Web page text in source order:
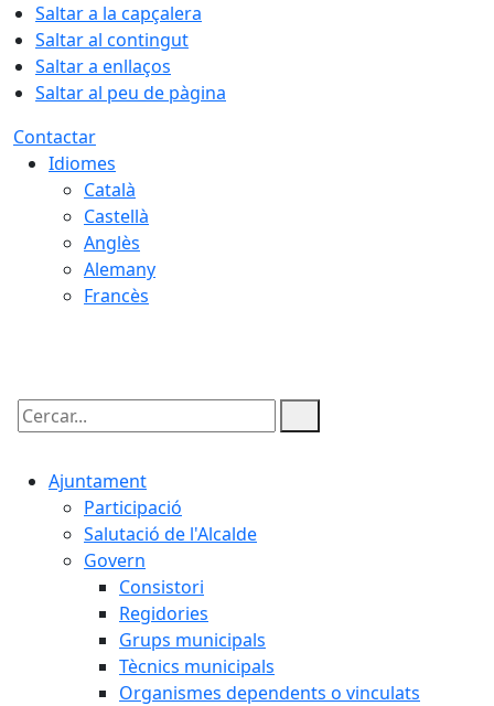
Saltar a la capçalera
Saltar al contingut
Saltar a enllaços
Saltar al peu de pàgina
Contactar
Idiomes
Català
Castellà
Anglès
Alemany
Francès
Cercar:
Ajuntament
Participació
Salutació de l'Alcalde
Govern
Consistori
Regidories
Grups municipals
Tècnics municipals
Organismes dependents o vinculats